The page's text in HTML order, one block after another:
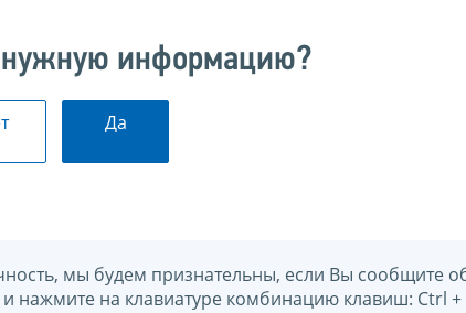
информацию?
Да
мы будем признательны, если Вы сообщите
нажмите на клавиатуре комбинацию клавиш: Ctrl